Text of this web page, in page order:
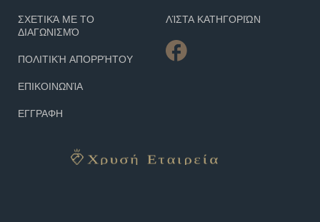
ΣΧΕΤΙΚΆ ΜΕ ΤΟ
ΔΙΑΓΩΝΙΣΜΌ
ΠΟΛΙΤΙΚΉ ΑΠΟΡΡΉΤΟΥ
ΕΠΙΚΟΙΝΩΝΊΑ
ΕΓΓΡΑΦΗ
ΛΊΣΤΑ ΚΑΤΗΓΟΡΙΏΝ